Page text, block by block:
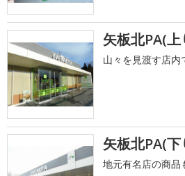
矢板北PA(上
山々を見渡す店内
矢板北PA(下
地元有名店の商品